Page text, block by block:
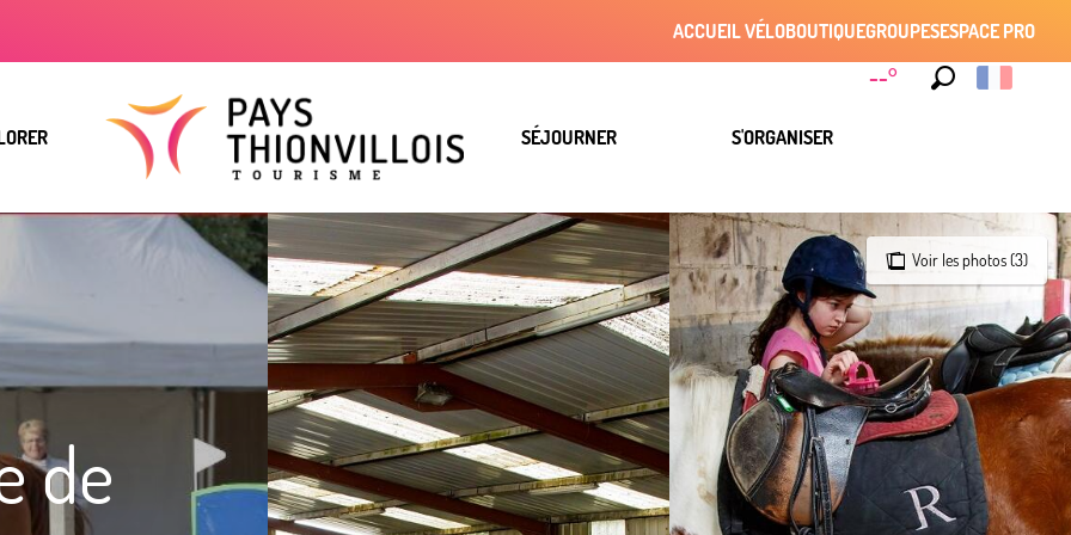
--°
ACCUEIL VÉLOBOUTIQUEGROUPESESPACE PRO
SÉJOURNER S'ORGANISER
Voir les photos (3)
de